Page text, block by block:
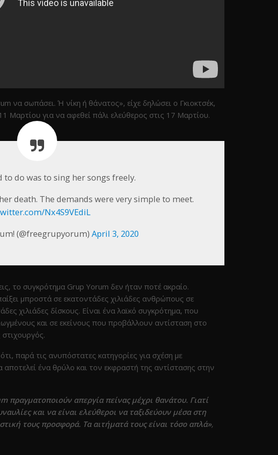
να σωπάσει. Ή νίκη ή θάνατος», είχε δηλώσει ο Γκιοκτσέκ,
Μαρτίου για να αφεθεί πάλι ελεύθερος στις 17 Μαρτίου.
to do was to sing her songs freely.
death. The demands were very simple to meet.
Nx4S9VEdiL
(@freegrupyorum)April 3, 2020
το συγκρότημα Grup Yorum δεν ήταν ποτέ ακραίο.
μπροστά σε εκατοντάδες χιλιάδες ανθρώπους σε
χιλιάδες δίσκους. Είναι ένα λαϊκό συγκρότημα, που
και σε εκείνους που προβάλλουν αντίσταση στο
παρά τις ανυπόστατες κατηγορίες για σχέση με
ένα θρύλο και τον εκφραστή της αντίστασης στην
πραγματοποιούν απεργία πείνας μέχρι θανάτου. Γιατί
και να είναι ελεύθεροι να ταξιδεύουν μέσα στη
τους προσφορά. Τα αιτήματά τους είναι τόσο απλά»,